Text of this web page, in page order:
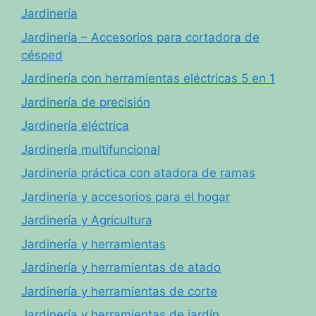
Jardinería
Jardinería – Accesorios para cortadora de
césped
Jardinería con herramientas eléctricas 5 en 1
Jardinería de precisión
Jardinería eléctrica
Jardinería multifuncional
Jardinería práctica con atadora de ramas
Jardinería y accesorios para el hogar
Jardinería y Agricultura
Jardinería y herramientas
Jardinería y herramientas de atado
Jardinería y herramientas de corte